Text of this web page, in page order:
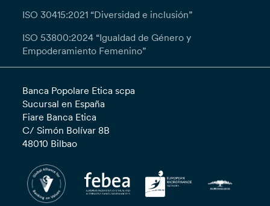
ISO 30415:2021 “Diversidad e inclusión”
ISO 53800:2024 “Igualdad de Género y
Empoderamiento Femenino”
Banca Popolare Etica scpa
Sucursal en España
Fiare Banca Etica
C/ Simón Bolívar 8B
48010 Bilbao